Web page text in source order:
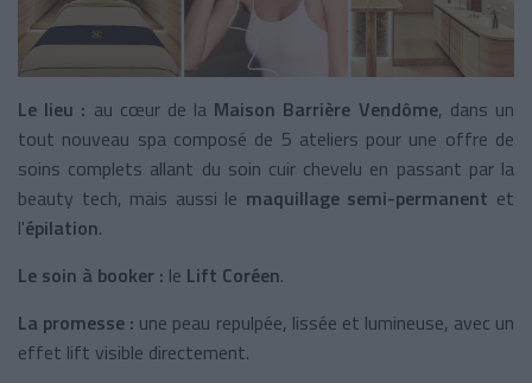
Le lieu : au cœur de la Maison Barrière Vendôme, dans un
tout nouveau spa composé de 5 ateliers pour une offre de
soins complets allant du soin cuir chevelu en passant par la
beauty tech, mais aussi le maquillage semi-permanent et
l'épilation.
Le soin à booker : le Lift Coréen.
La promesse : une peau repulpée, lissée et lumineuse, avec un
effet lift visible directement.